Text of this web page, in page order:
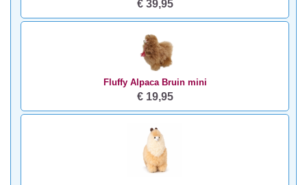
€ 39,95
Fluffy Alpaca Bruin mini
€ 19,95